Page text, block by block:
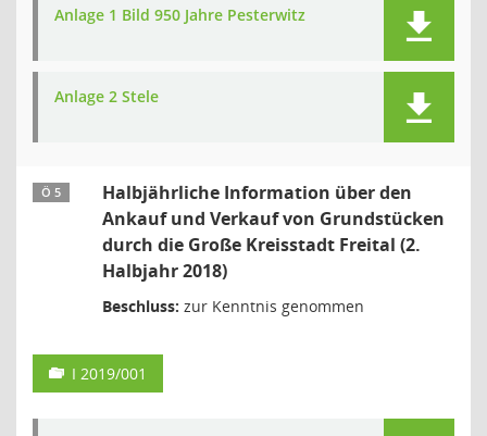
Anlage 1 Bild 950 Jahre Pesterwitz
Anlage 2 Stele
Ö 5
Halbjährliche Information über den
Ankauf und Verkauf von Grundstücken
durch die Große Kreisstadt Freital (2.
Halbjahr 2018)
Beschluss: zur Kenntnis genommen
I 2019/001